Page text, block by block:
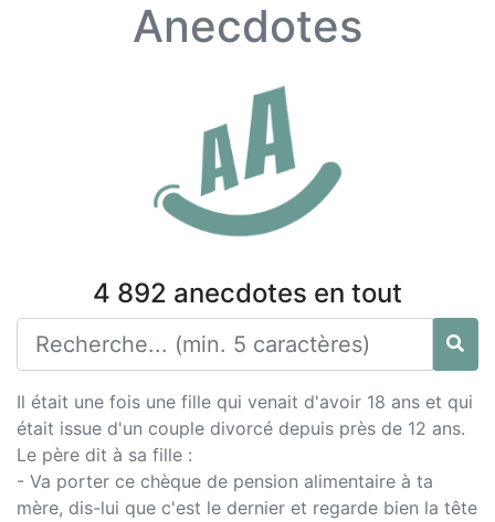
Anecdotes
4 892 anecdotes en tout
Il était une fois une fille qui venait d'avoir 18 ans et qui
était issue d'un couple divorcé depuis près de 12 ans.
Le père dit à sa fille :
- Va porter ce chèque de pension alimentaire à ta
mère, dis-lui que c'est le dernier et regarde bien la tête